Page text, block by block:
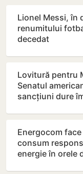
Lionel Messi, în
renumitului
decedat
Lovitură pentru
Senatul
sancțiuni dure
Energocom face
consum
energie în orele